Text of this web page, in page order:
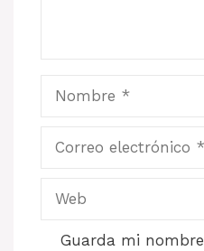
Nombre
Guarda mi